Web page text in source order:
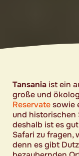
Tansaniaist ein
große und
Reservatesowie
und historischen
deshalb ist es
Safari zu fragen,
denn es gibt